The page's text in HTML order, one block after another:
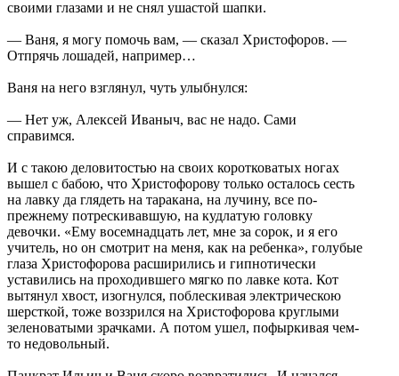
своими глазами и не снял ушастой шапки.
— Ваня, я могу помочь вам, — сказал Христофоров. —
Отпрячь лошадей, например…
Ваня на него взглянул, чуть улыбнулся:
— Нет уж, Алексей Иваныч, вас не надо. Сами
справимся.
И с такою деловитостью на своих коротковатых ногах
вышел с бабою, что Христофорову только осталось сесть
на лавку да глядеть на таракана, на лучину, все по-
прежнему потрескивавшую, на кудлатую головку
девочки. «Ему восемнадцать лет, мне за сорок, и я его
учитель, но он смотрит на меня, как на ребенка», голубые
глаза Христофорова расширились и гипнотически
уставились на проходившего мягко по лавке кота. Кот
вытянул хвост, изогнулся, поблескивая электрическою
шерсткой, тоже воззрился на Христофорова круглыми
зеленоватыми зрачками. А потом ушел, пофыркивая чем-
то недовольный.